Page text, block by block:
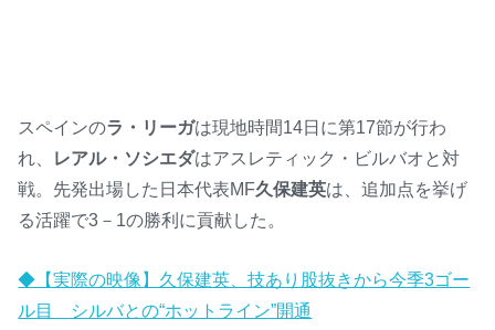
スペインのラ・リーガは現地時間14日に第17節が行わ
れ、 レアル・ソシエダはアスレティック・ビルバオと対
戦。先発出場した日本代表MF久保建英は、追加点を挙げ
る活躍で3－1の勝利に貢献した。
◆【実際の映像】久保建英、技あり股抜きから今季3ゴー
ル目 シルバとの“ホットライン”開通